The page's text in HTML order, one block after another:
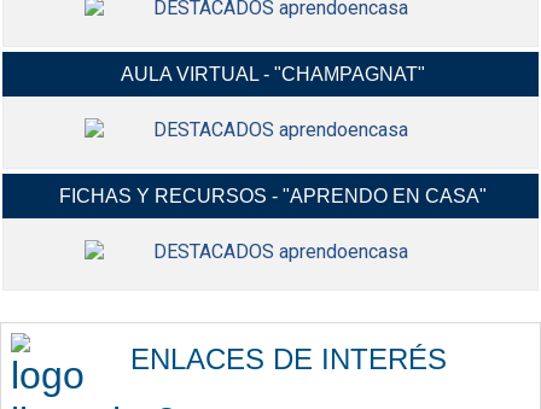
INGRESAR
MANUALES Y VIDEO-TUTORIALES G-
AULA VIRTUAL - "CHAMPAGNAT"
INGRESAR
INGRESA A TU AULA VIRTUAL,
INSTITUCIONAL.
FICHAS Y RECURSOS - "APRENDO EN CASA"
INGRESAR
RECURSOS EDUCATIVOS,
ACTIVIDADES Y MÁS...
ENLACES DE INTERÉS